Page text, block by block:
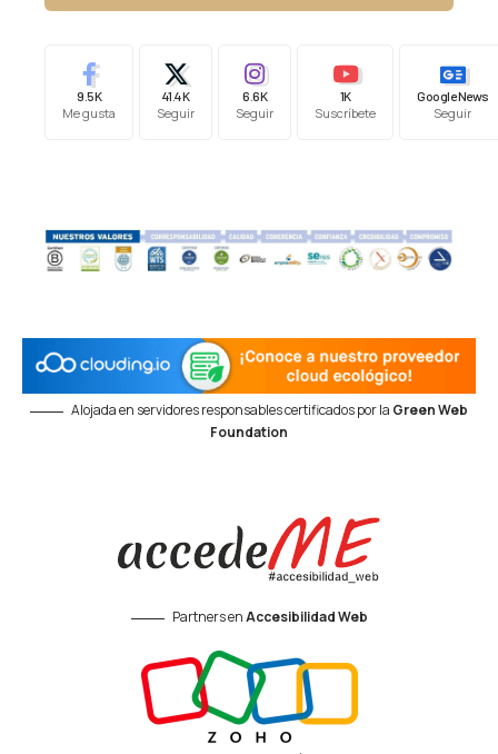
9.5K
Me gusta
41.4K
Seguir
6.6K
Seguir
1K
Suscríbete
Google News
Seguir
Alojada en servidores responsables certificados por la Green Web
Foundation
Partners enAccesibilidad Web